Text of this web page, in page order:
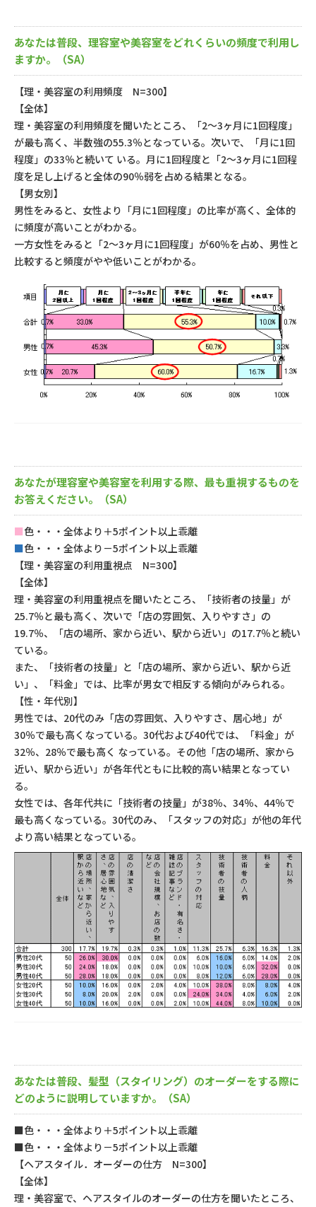
あなたは普段、理容室や美容室をどれくらいの頻度で利用し
ますか。（SA）
【理・美容室の利用頻度 N=300】
【全体】
理・美容室の利用頻度を聞いたところ、「2～3ヶ月に1回程度」
が最も高く、半数強の55.3％となっている。次いで、「月に1回
程度」の33％と続いて いる。月に1回程度と「2～3ヶ月に1回程
度を足し上げると全体の90％弱を占める結果となる。
【男女別】
男性をみると、女性より「月に1回程度」の比率が高く、全体的
に頻度が高いことがわかる。
一方女性をみると「2～3ヶ月に1回程度」が60％を占め、男性と
比較すると頻度がやや低いことがわかる。
あなたが理容室や美容室を利用する際、最も重視するものを
お答えください。（SA）
■色・・・全体より＋5ポイント以上乖離
■色・・・全体より－5ポイント以上乖離
【理・美容室の利用重視点 N=300】
【全体】
理・美容室の利用重視点を聞いたところ、「技術者の技量」が
25.7％と最も高く、次いで「店の雰囲気、入りやすさ」の
19.7％、「店の場所、家から近い、駅から近い」の17.7％と続い
ている。
また、「技術者の技量」と「店の場所、家から近い、駅から近
い」、「料金」では、比率が男女で相反する傾向がみられる。
【性・年代別】
男性では、20代のみ「店の雰囲気、入りやすさ、居心地」が
30％で最も高くなっている。30代および40代では、「料金」が
32％、28％で最も高く なっている。その他「店の場所、家から
近い、駅から近い」が各年代ともに比較的高い結果となってい
る。
女性では、各年代共に「技術者の技量」が38％、34％、44％で
最も高くなっている。30代のみ、「スタッフの対応」が他の年代
より高い結果となっている。
あなたは普段、髪型（スタイリング）のオーダーをする際に
どのように説明していますか。（SA）
■色・・・全体より＋5ポイント以上乖離
■色・・・全体より－5ポイント以上乖離
【ヘアスタイル．オーダーの仕方 N=300】
【全体】
理・美容室で、ヘアスタイルのオーダーの仕方を聞いたところ、